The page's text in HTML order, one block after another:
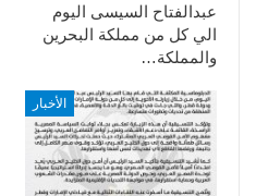
عبدالفتاح السيسى اليوم
الي كل من مملكة البحرين
والمملكة…
الأخبار